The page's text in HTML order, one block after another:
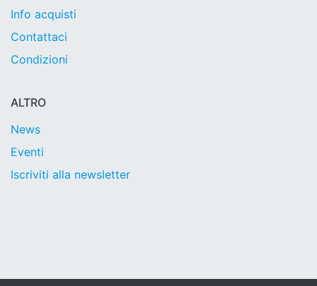
Info acquisti
Contattaci
Condizioni
ALTRO
News
Eventi
Iscriviti alla newsletter